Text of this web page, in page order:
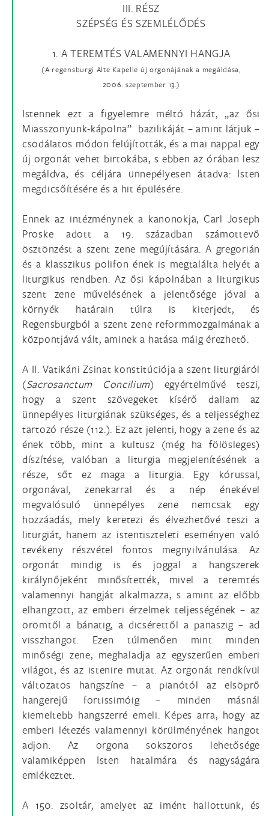
III. RÉSZ
SZÉPSÉG ÉS SZEMLÉLŐDÉS
1. A TEREMTÉS VALAMENNYI HANGJA
(A regensburgi Alte Kapelle új orgonájának a megáldása,
2006. szeptember 13.)
Istennek ezt a figyelemre méltó házát, „az ősi
Miasszonyunk-kápolna” bazilikáját – amint látjuk –
csodálatos módon felújították, és a mai nappal egy
új orgonát vehet birtokába, s ebben az órában lesz
megáldva, és céljára ünnepélyesen átadva: Isten
megdicsőítésére és a hit épülésére.
Ennek az intézménynek a kanonokja, Carl Joseph
Proske adott a 19. században számottevő
ösztönzést a szent zene megújítására. A gregorián
és a klasszikus polifon ének is megtalálta helyét a
liturgikus rendben. Az ősi kápolnában a liturgikus
szent zene művelésének a jelentősége jóval a
környék határain túlra is kiterjedt, és
Regensburgból a szent zene reformmozgalmának a
központjává vált, aminek a hatása máig érezhető.
A II. Vatikáni Zsinat konstitúciója a szent liturgiáról
(Sacrosanctum Concilium) egyértelművé teszi,
hogy a szent szövegeket kísérő dallam az
ünnepélyes liturgiának szükséges, és a teljességhez
tartozó része (112.). Ez azt jelenti, hogy a zene és az
ének több, mint a kultusz (még ha fölösleges)
díszítése; valóban a liturgia megjelenítésének a
része, sőt ez maga a liturgia. Egy kórussal,
orgonával, zenekarral és a nép énekével
megvalósuló ünnepélyes zene nemcsak egy
hozzáadás, mely keretezi és élvezhetővé teszi a
liturgiát, hanem az istentiszteleti eseményen való
tevékeny részvétel fontos megnyilvánulása. Az
orgonát mindig is és joggal a hangszerek
királynőjeként minősítették, mivel a teremtés
valamennyi hangját alkalmazza, s amint az előbb
elhangzott, az emberi érzelmek teljességének – az
örömtől a bánatig, a dicsérettől a panaszig – ad
visszhangot. Ezen túlmenően mint minden
minőségi zene, meghaladja az egyszerűen emberi
világot, és az istenire mutat. Az orgonát rendkívül
változatos hangszíne – a pianótól az elsöprő
hangerejű fortissimóig – minden másnál
kiemeltebb hangszerré emeli. Képes arra, hogy az
emberi létezés valamennyi körülményének hangot
adjon. Az orgona sokszoros lehetősége
valamiképpen Isten hatalmára és nagyságára
emlékeztet.
A 150. zsoltár, amelyet az imént hallottunk, és